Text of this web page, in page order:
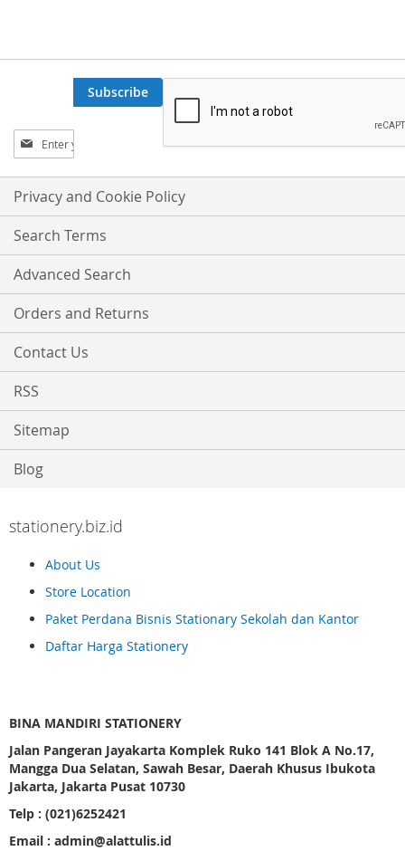
Sign
Up
for
Our
Newsletter:
Subscribe
Privacy and Cookie Policy
Search Terms
Advanced Search
Orders and Returns
Contact Us
RSS
Sitemap
Blog
stationery.biz.id
About Us
Store Location
Paket Perdana Bisnis Stationary Sekolah dan Kantor
Daftar Harga Stationery
BINA MANDIRI STATIONERY
Jalan Pangeran Jayakarta Komplek Ruko 141 Blok A No.17,
Mangga Dua Selatan, Sawah Besar, Daerah Khusus Ibukota
Jakarta, Jakarta Pusat 10730
Telp : (021)6252421
Email : admin@alattulis.id